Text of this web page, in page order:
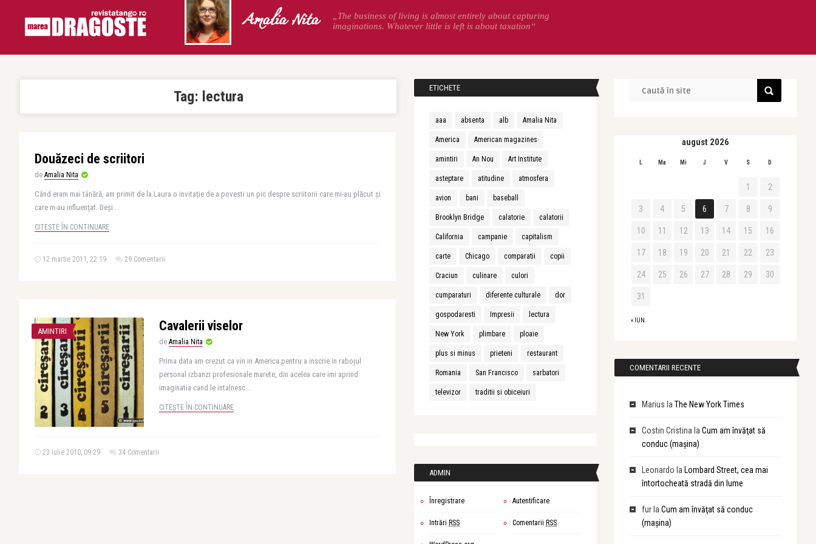
Amalia Nita
„The business of living is almost entirely about capturing
imaginations. Whatever little is left is about taxation“
Tag: lectura
Douăzeci de scriitori
de Amalia Nita
Când eram mai tânără, am primit de la Laura o invitaţie de a povesti un pic despre scriitorii care mi-au plăcut şi
care m-au influenţat. Deşi ..
CITEȘTE ÎN CONTINUARE
12 martie 2011, 22:19 29 Comentarii
AMINTIRI Cavalerii viselor
de Amalia Nita
Prima data am crezut ca vin in America pentru a inscrie in rabojul
personal izbanzi profesionale marete, din acelea care imi aprind
imaginatia cand le intalnesc ..
CITEȘTE ÎN CONTINUARE
23 iulie 2010, 09:29 34 Comentarii
ETICHETE
aaa absenta alb Amalia Nita
America American magazines
amintiri An Nou Art Institute
asteptare atitudine atmosfera
avion bani baseball
Brooklyn Bridge calatorie calatorii
California campanie capitalism
carte Chicago comparatii copii
Craciun culinare culori
cumparaturi diferente culturale dor
gospodaresti Impresii lectura
New York plimbare ploaie
plus si minus prieteni restaurant
Romania San Francisco sarbatori
televizor traditii si obiceiuri
ADMIN
Înregistrare Autentificare
Intrări RSS Comentarii RSS
august 2026
L Ma Mi J V S D
« IUN.
1 2
3 4 5 6 7 8 9
10 11 12 13 14 15 16
17 18 19 20 21 22 23
24 25 26 27 28 29 30
31
COMENTARII RECENTE
Marius la The New York Times
Costin Cristina la Cum am învăţat să
conduc (maşina)
Leonardo la Lombard Street, cea mai
întortocheată stradă din lume
fur la Cum am învăţat să conduc
(maşina)